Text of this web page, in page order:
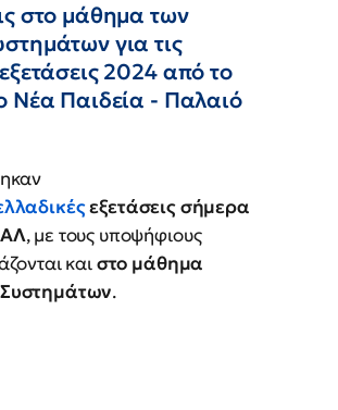
στο μάθημα των
για τις
2024 από το
Νέα Παιδεία - Παλαιό
εξετάσεις σήμερα
, με τους υποψήφιους
καιστο μάθημα
.